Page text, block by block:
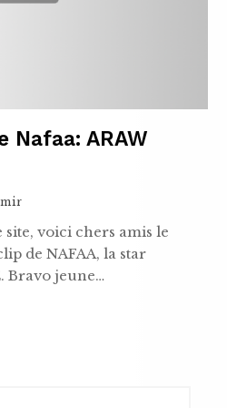
Nafaa: ARAW
voici chers amis le
de NAFAA, la star
Bravo jeune…